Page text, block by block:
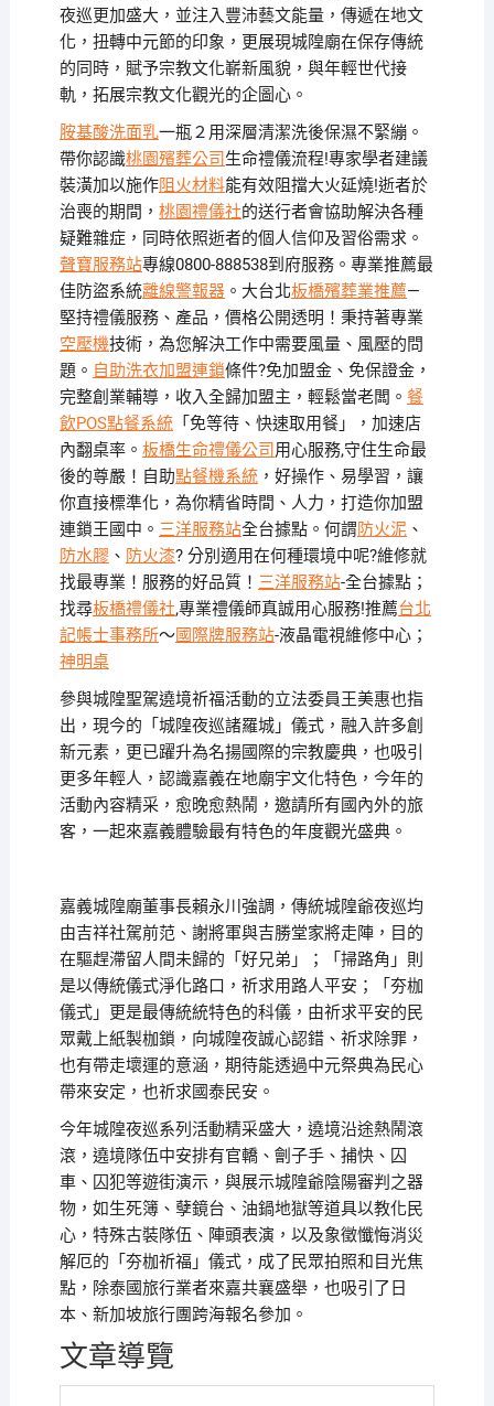
夜巡更加盛大，並注入豐沛藝文能量，傳遞在地文
化，扭轉中元節的印象，更展現城隍廟在保存傳統
的同時，賦予宗教文化嶄新風貌，與年輕世代接
軌，拓展宗教文化觀光的企圖心。
胺基酸洗面乳一瓶２用深層清潔洗後保濕不緊繃。
帶你認識桃園殯葬公司生命禮儀流程!專家學者建議
裝潢加以施作阻火材料能有效阻擋大火延燒!逝者於
治喪的期間， 桃園禮儀社的送行者會協助解決各種
疑難雜症，同時依照逝者的個人信仰及習俗需求。
聲寶服務站專線0800-888538到府服務。專業推薦最
佳防盜系統離線警報器。大台北板橋殯葬業推薦—
堅持禮儀服務、產品，價格公開透明！秉持著專業
空壓機技術，為您解決工作中需要風量、風壓的問
題。 自助洗衣加盟連鎖條件?免加盟金、免保證金，
完整創業輔導，收入全歸加盟主，輕鬆當老闆。 餐
飲POS點餐系統「免等待、快速取用餐」，加速店
內翻桌率。 板橋生命禮儀公司用心服務,守住生命最
後的尊嚴！自助點餐機系統，好操作、易學習，讓
你直接標準化，為你精省時間、人力，打造你加盟
連鎖王國中。 三洋服務站全台據點。何謂防火泥、
防水膠 、 防火漆? 分別適用在何種環境中呢?維修就
找最專業！服務的好品質！ 三洋服務站-全台據點；
找尋板橋禮儀社,專業禮儀師真誠用心服務!推薦台北
記帳士事務所～國際牌服務站-液晶電視維修中心；
神明桌
參與城隍聖駕遶境祈福活動的立法委員王美惠也指
出，現今的「城隍夜巡諸羅城」儀式，融入許多創
新元素，更已躍升為名揚國際的宗教慶典，也吸引
更多年輕人，認識嘉義在地廟宇文化特色，今年的
活動內容精采，愈晚愈熱鬧，邀請所有國內外的旅
客，一起來嘉義體驗最有特色的年度觀光盛典。
嘉義城隍廟董事長賴永川強調，傳統城隍爺夜巡均
由吉祥社駕前范、謝將軍與吉勝堂家將走陣，目的
在驅趕滯留人間未歸的「好兄弟」；「掃路角」則
是以傳統儀式淨化路口，祈求用路人平安；「夯枷
儀式」更是最傳統統特色的科儀，由祈求平安的民
眾戴上紙製枷鎖，向城隍夜誠心認錯、祈求除罪，
也有帶走壞運的意涵，期待能透過中元祭典為民心
帶來安定，也祈求國泰民安。
今年城隍夜巡系列活動精采盛大，遶境沿途熱鬧滾
滾，遶境隊伍中安排有官轎、劊子手、捕快、囚
車、囚犯等遊街演示，與展示城隍爺陰陽審判之器
物，如生死簿、孽鏡台、油鍋地獄等道具以教化民
心，特殊古裝隊伍、陣頭表演，以及象徵懺悔消災
解厄的「夯枷祈福」儀式，成了民眾拍照和目光焦
點，除泰國旅行業者來嘉共襄盛舉，也吸引了日
本、新加坡旅行團跨海報名參加。
文章導覽